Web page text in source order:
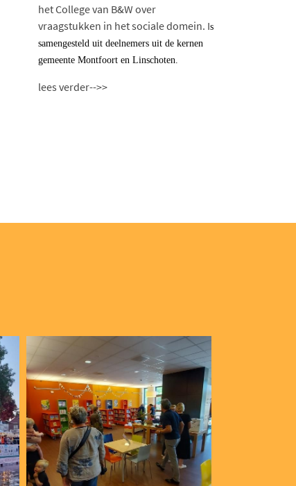
het College van B&W over
vraagstukken in het sociale domein. Is
samengesteld uit deelnemers uit de kernen
gemeente Montfoort en Linschoten.
lees verder-->>